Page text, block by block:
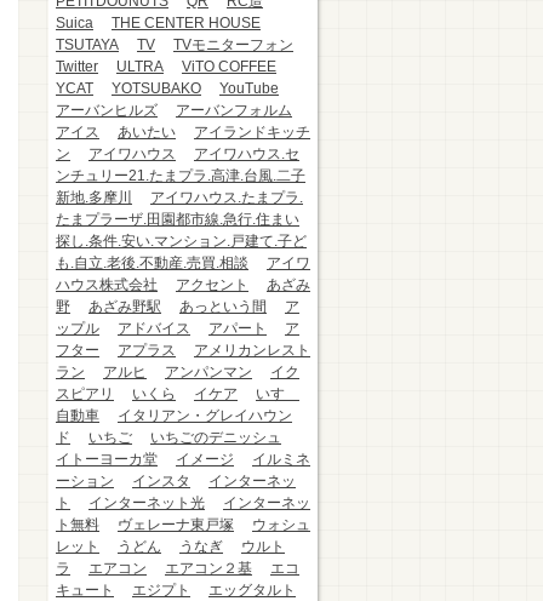
Suica
THE CENTER HOUSE
TSUTAYA
TV
TVモニターフォン
Twitter
ULTRA
ViTO COFFEE
YCAT
YOTSUBAKO
YouTube
アーバンヒルズ
アーバンフォルム
アイス
あいたい
アイランドキッチ
ン
アイワハウス
アイワハウス.セ
ンチュリー21.たまプラ.高津.台風.二子
新地.多摩川
アイワハウス.たまプラ.
たまプラーザ.田園都市線.急行.住まい
探し.条件.安い.マンション.戸建て.子ど
も.自立.老後.不動産.売買.相談
アイワ
ハウス株式会社
アクセント
あざみ
野
あざみ野駅 あっという間
ア
ップル
アドバイス アパート
ア
フター
アプラス
アメリカンレスト
ラン
アルヒ アンパンマン
イク
スピアリ
いくら イケア
いすゞ
自動車
イタリアン・グレイハウン
ド
いちご
いちごのデニッシュ
イトーヨーカ堂
イメージ
イルミネ
ーション
インスタ
インターネッ
ト
インターネット光
インターネッ
ト無料
ヴェレーナ東戸塚
ウォシュ
レット
うどん うなぎ
ウルト
ラ
エアコン エアコン２基
エコ
キュート
エジプト
エッグタルト